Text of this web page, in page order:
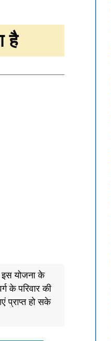
है
योजना के
के परिवार की
प्राप्त हो सके